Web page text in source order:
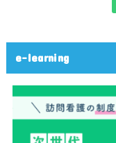
e-learning